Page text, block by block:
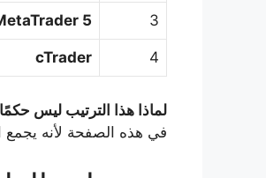
3
5
4
cTrader
لماذا هذا الترتيب ليس
في هذه الصفحة لأنه يجمع